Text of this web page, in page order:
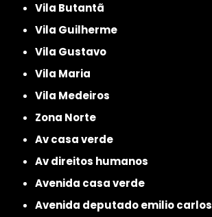
Vila Butantã
Vila Guilherme
Vila Gustavo
Vila Maria
Vila Medeiros
Zona Norte
av casa verde
av direitos humanos
avenida casa verde
avenida deputado emilio carlos